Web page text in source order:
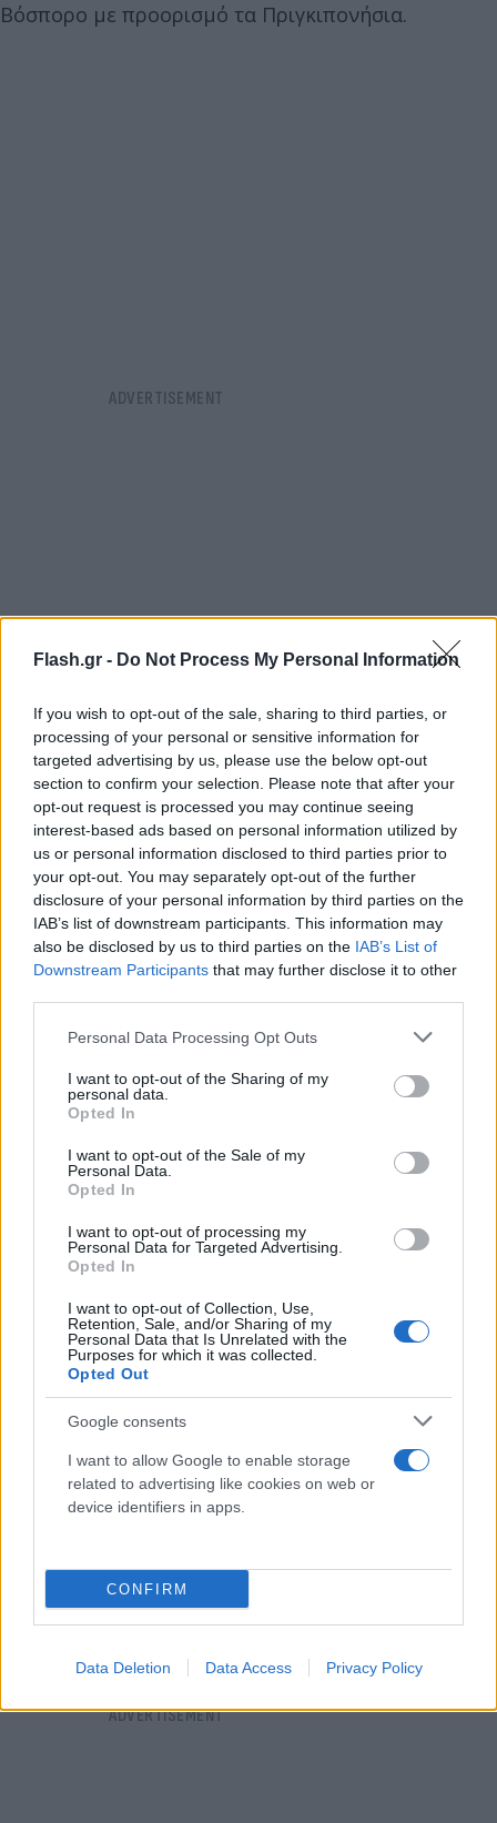
Flash.gr - Do Not Process My Personal Information
If you wish to opt-out of the sale, sharing to third parties, or
processing of your personal or sensitive information for
targeted advertising by us, please use the below opt-out
section to confirm your selection. Please note that after your
opt-out request is processed you may continue seeing
interest-based ads based on personal information utilized by
us or personal information disclosed to third parties prior to
your opt-out. You may separately opt-out of the further
disclosure of your personal information by third parties on the
IAB’s list of downstream participants. This information may
also be disclosed by us to third parties on the IAB’s List of
Downstream Participants that may further disclose it to other
Please note that this website/app uses one or more Google
not limited to your visit or usage behaviour. You may click to
grant or deny consent to Google and its third-party tags to
use your data for below specified purposes in below Google
consent section.
Personal Data Processing Opt Outs
I want to opt-out of the Sharing of my
personal data.
Opted In
I want to opt-out of the Sale of my
Personal Data.
Opted In
I want to opt-out of processing my
Personal Data for Targeted Advertising.
Opted In
I want to opt-out of Collection, Use,
Retention, Sale, and/or Sharing of my
Personal Data that Is Unrelated with the
Purposes for which it was collected.
Opted Out
Google consents
I want to allow Google to enable storage
related to advertising like cookies on web or
device identifiers in apps.
CONFIRM
Data Deletion Data Access Privacy Policy
Βόσπορο με προορισμό τα Πριγκιπονήσια.
Σειρά είχε η Κατερίνα Καλεντερίδου από την
Αλεξανδρούπολη, η οποία θέλησε ακόμη και την
τελευταία στιγμή να κάνει «μάχιμο» ρεπορτάζ, για
αυτό διάλεξε να αποχαιρετήσει το δίδυμο της
«Πρωινής Ζώνης» από ένα μποστάνι με καρπούζια.
Μάλιστα δεν δίστασε να ανέβει και στο αγροτικό.
Καλό καλοκαίρι ευχήθηκε και η πρωτεύουσα της
γαστρονομίας Θεσσαλονίκη, με την Θεοδώρα
παραδοσιακή μπουγάτσα. Με ένα «γενναίο»
κομμάτι η ρεπόρτερ αποχαιρέτησε κοινό και
παρουσιαστές.
κομάντο της Κρήτης Μάνος Τριγώνης, ο οποίος
φορώντας μια στολή καταδύσεων ευχαρίστησε τον
σταθμό για τη συνεργασία και χωρίς να χάσει
χρόνο ρίχτηκε στη μάχη του ψαρέματος.